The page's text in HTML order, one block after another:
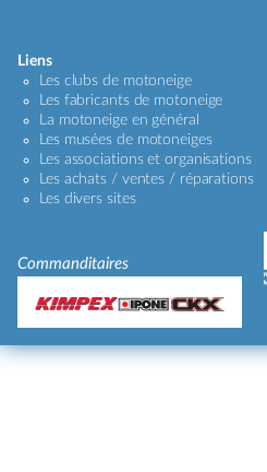
Liens
Les clubs de motoneige
Les fabricants de motoneige
La motoneige en général
Les musées de motoneiges
Les associations et organisations
Les achats / ventes / réparations
Les divers sites
Commanditaires